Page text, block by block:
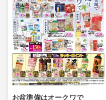
お盆準備はオークワで＿